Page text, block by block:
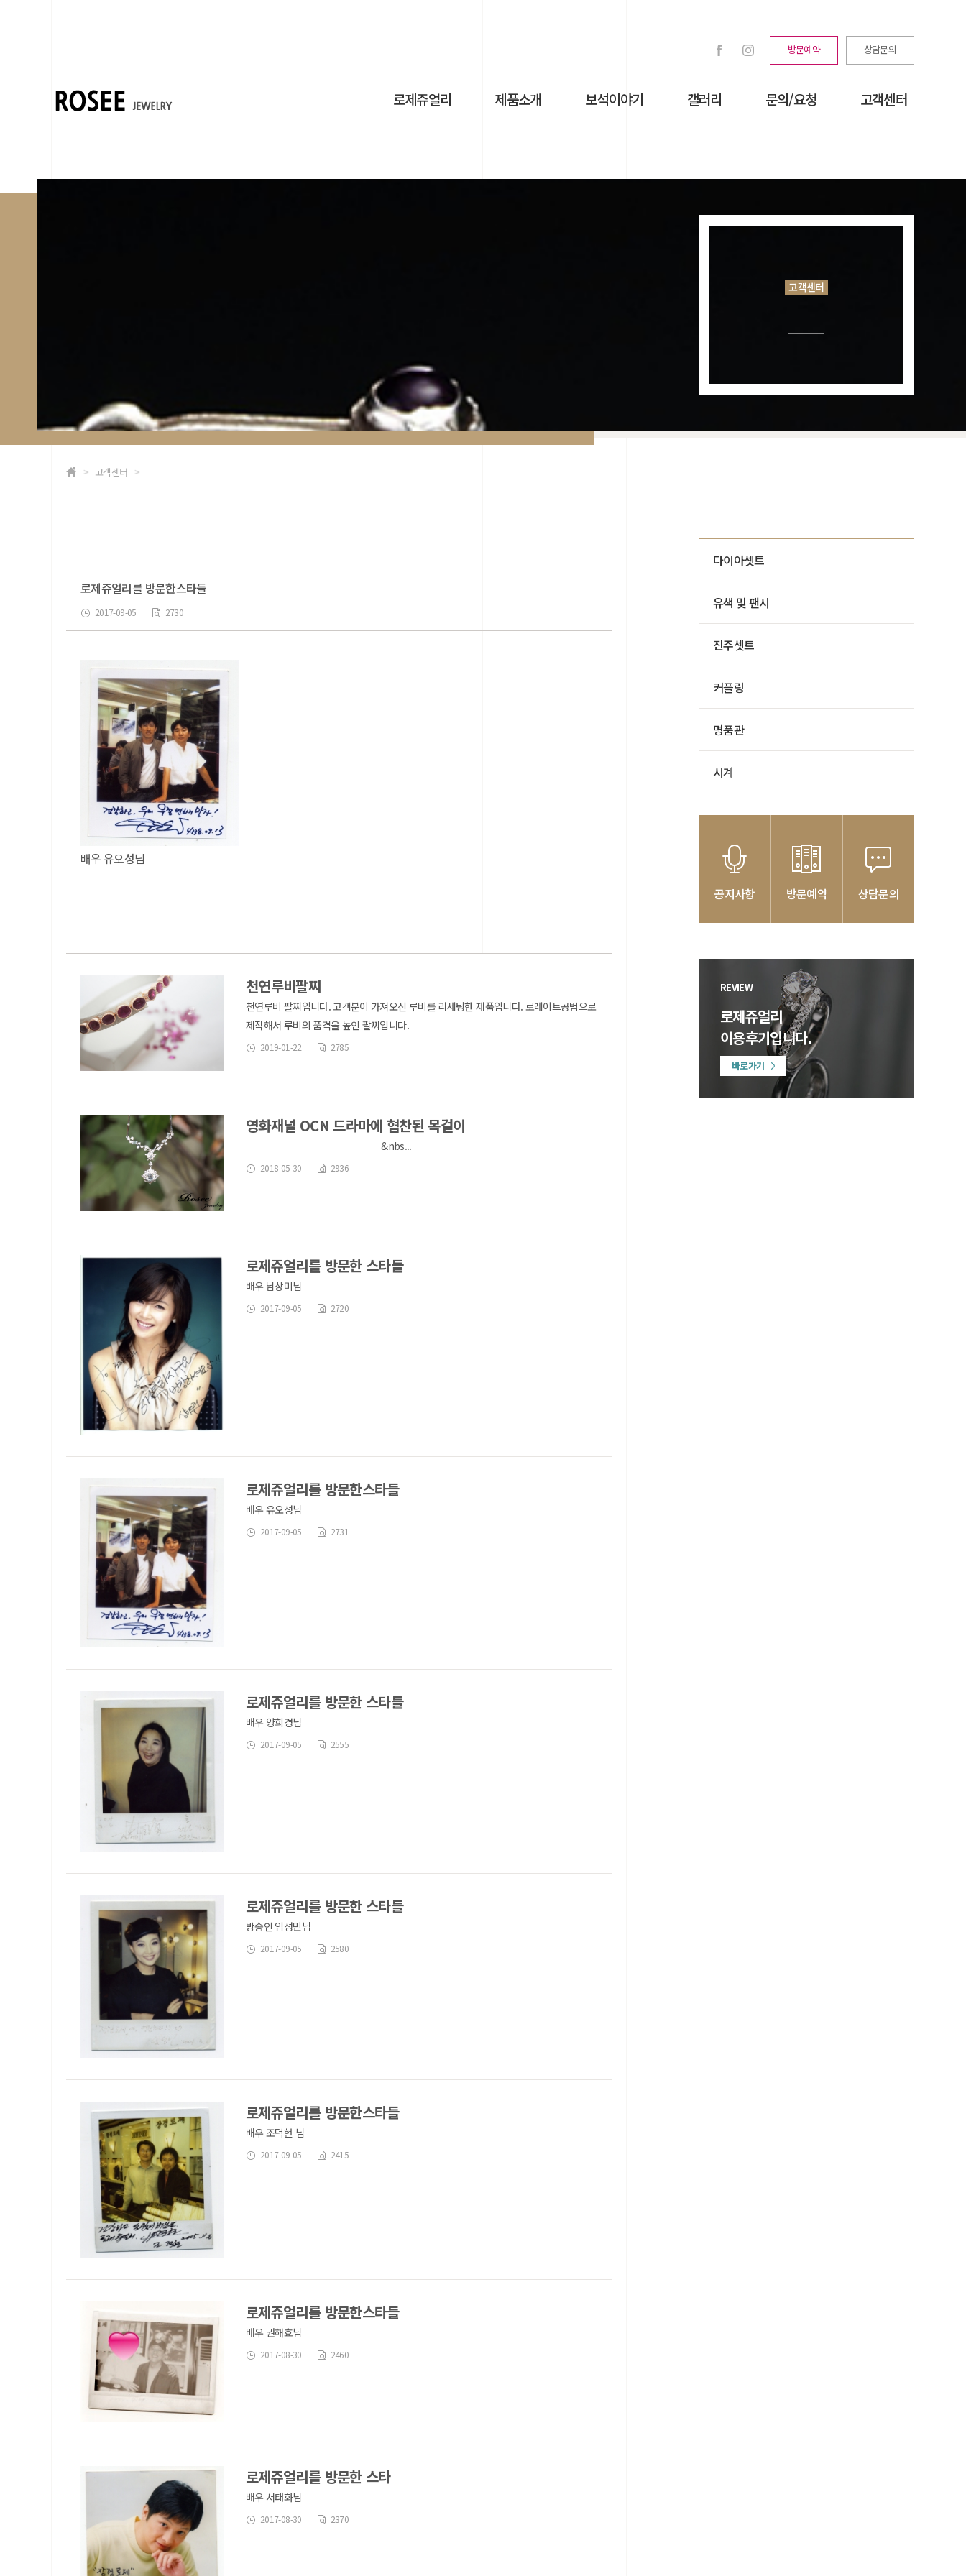
방문예약 상담문의
로제쥬얼리 제품소개 보석이야기 갤러리 문의/요청 고객센터
고객센터
고객센터
로제쥬얼리를 방문한스타들
2017-09-05 2730
배우 유오성님
천연루비팔찌
천연루비 팔찌입니다. 고객분이 가져오신 루비를 리세팅한 제품입니다. 로레이트공법으로
제작해서 루비의 품격을 높인 팔찌입니다.
2019-01-22 2785
영화재널 OCN 드라마에 협찬된 목걸이
&nbs...
2018-05-30 2936
로제쥬얼리를 방문한 스타들
배우 남상미님
2017-09-05 2720
로제쥬얼리를 방문한스타들
배우 유오성님
2017-09-05 2731
로제쥬얼리를 방문한 스타들
배우 양희경님
2017-09-05 2555
로제쥬얼리를 방문한 스타들
방송인 임성민님
2017-09-05 2580
로제쥬얼리를 방문한스타들
배우 조덕현 님
2017-09-05 2415
로제쥬얼리를 방문한스타들
배우 권해효님
2017-08-30 2460
로제쥬얼리를 방문한 스타
배우 서태화님
2017-08-30 2370
다이아셋트
유색 및 팬시
진주셋트
커플링
명품관
시계
공지사항 방문예약 상담문의
REVIEW
로제쥬얼리
이용후기입니다.
바로가기